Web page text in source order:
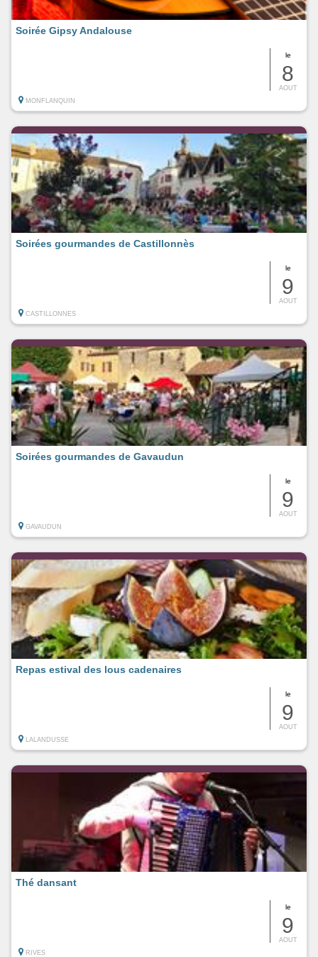
le
8
AOUT
Soirée Gipsy Andalouse
MONFLANQUIN
le
9
AOUT
Soirées gourmandes de Castillonnès
CASTILLONNES
le
9
AOUT
Soirées gourmandes de Gavaudun
GAVAUDUN
le
9
AOUT
Repas estival des lous cadenaires
LALANDUSSE
le
9
AOUT
Thé dansant
RIVES